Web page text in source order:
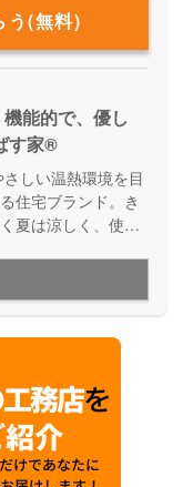
う(無料)
能的で、優し
す家®
しい温熱環境を目
住宅ブランド。き
夏は涼しく、使用
れる家づくりで